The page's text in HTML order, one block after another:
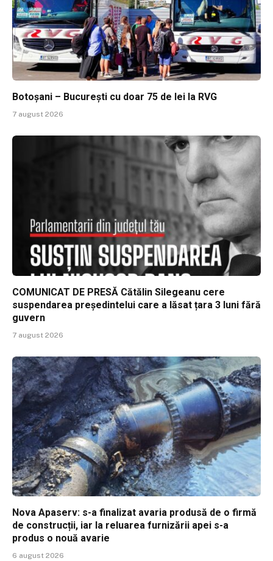
Botoșani – București cu doar 75 de lei la RVG
7 august 2026
COMUNICAT DE PRESĂ Cătălin Silegeanu cere
suspendarea președintelui care a lăsat țara 3 luni fără
guvern
7 august 2026
Nova Apaserv: s-a finalizat avaria produsă de o firmă
de construcții, iar la reluarea furnizării apei s-a
produs o nouă avarie
6 august 2026